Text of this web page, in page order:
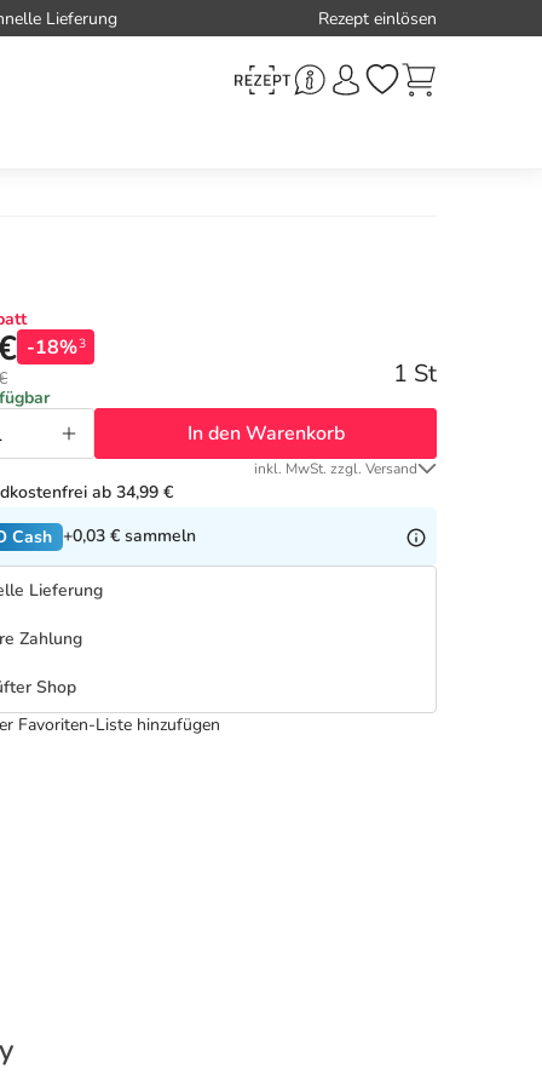
Lieferung Rezept einlösen
-18%3
1 St
In den Warenkorb
inkl. MwSt. zzgl. Versand
ab 34,99 €
Cash +0,03 € sammeln
Lieferung
Zahlung
Shop
Favoriten-Liste hinzufügen